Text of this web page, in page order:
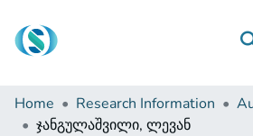
Communities & Collections
Browse
Home Research Information
ჯანგულაშვილი, ლევან